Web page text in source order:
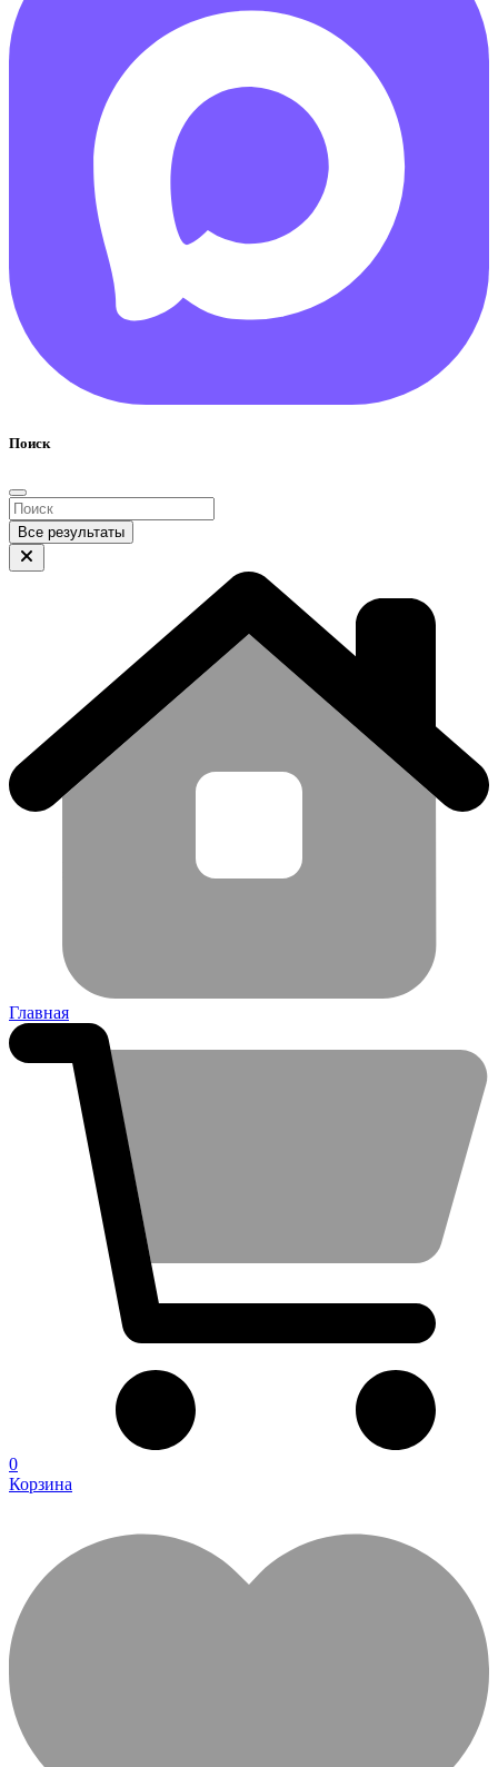
Поиск
Все результаты
Главная
0
Корзина